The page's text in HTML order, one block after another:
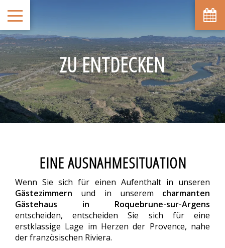
ZU ENTDECKEN
EINE AUSNAHMESITUATION
Wenn Sie sich für einen Aufenthalt in unseren
Gästezimmern und in unserem charmanten
Gästehaus in Roquebrune-sur-Argens
entscheiden, entscheiden Sie sich für eine
erstklassige Lage im Herzen der Provence, nahe
der französischen Riviera.